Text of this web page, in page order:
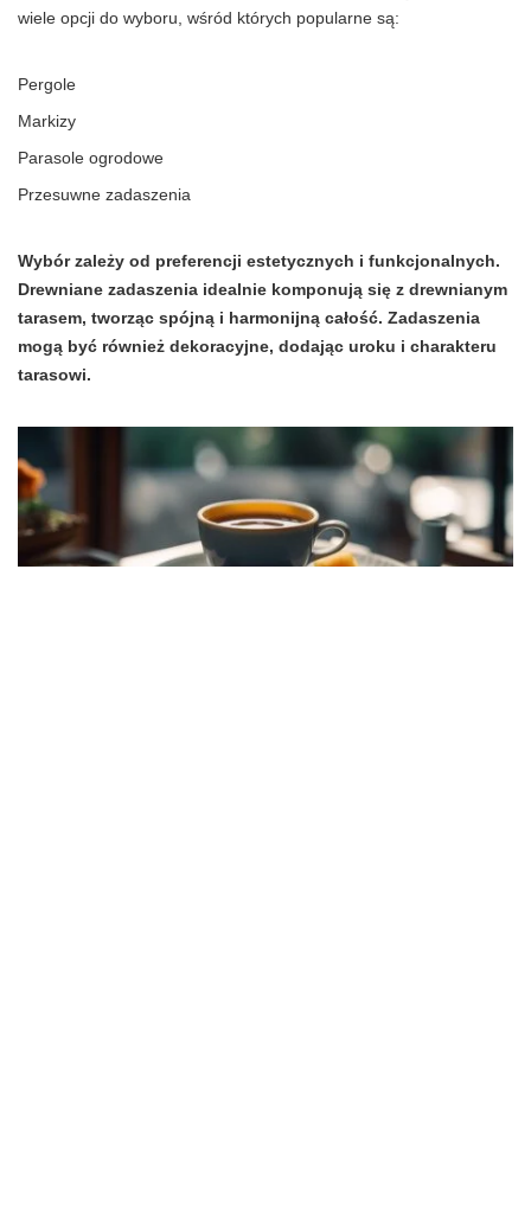
wiele opcji do wyboru, wśród których popularne są:
Pergole
Markizy
Parasole ogrodowe
Przesuwne zadaszenia
Wybór zależy od preferencji estetycznych i funkcjonalnych.
Drewniane zadaszenia idealnie komponują się z drewnianym
tarasem, tworząc spójną i harmonijną całość. Zadaszenia
mogą być również dekoracyjne, dodając uroku i charakteru
tarasowi.